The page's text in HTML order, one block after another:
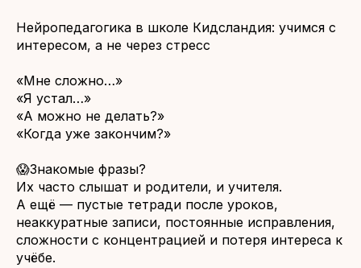
Нейропедагогика в школе Кидсландия: учимся с
интересом, а не через стресс
«Мне сложно…»
«Я устал…»
«А можно не делать?»
«Когда уже закончим?»
😱Знакомые фразы?
Их часто слышат и родители, и учителя.
А ещё — пустые тетради после уроков,
неаккуратные записи, постоянные исправления,
сложности с концентрацией и потеря интереса к
учёбе.